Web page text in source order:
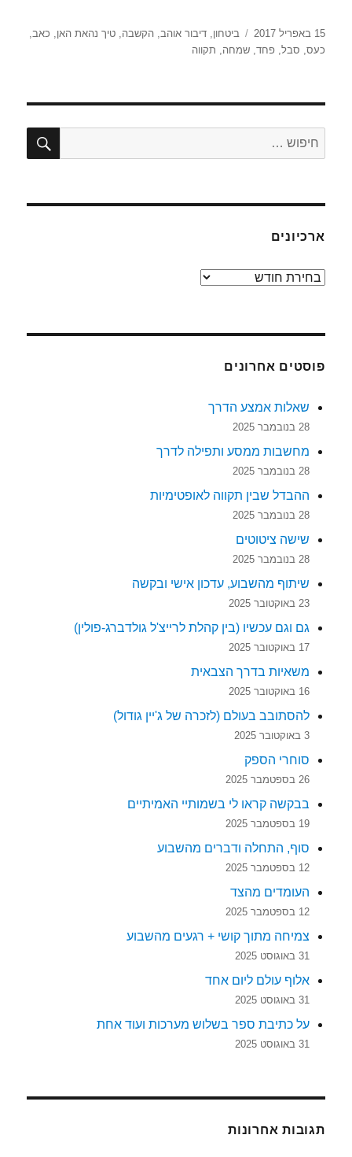
פורסם
בתאריך
15 באפריל 2017 תגיות
ביטחון,דיבור אוהב,הקשבה,טיך נהאת האן, כאב,
כעס, סבל,פחד,שמחה, תקווה
חפש:
ארכיונים
ארכיונים
פוסטים אחרונים
שאלות אמצע הדרך
28 בנובמבר 2025
מחשבות ממסע ותפילה לדרך
28 בנובמבר 2025
ההבדל שבין תקווה לאופטימיות
28 בנובמבר 2025
שישה ציטוטים
28 בנובמבר 2025
שיתוף מהשבוע, עדכון אישי ובקשה
23 באוקטובר 2025
גם וגם עכשיו (בין קהלת לרייצ'ל גולדברג-פולין)
17 באוקטובר 2025
משאיות בדרך הצבאית
16 באוקטובר 2025
להסתובב בעולם (לזכרה של ג'יין גודול)
3 באוקטובר 2025
סוחרי הספק
26 בספטמבר 2025
בבקשה קראו לי בשמותיי האמיתיים
19 בספטמבר 2025
סוף, התחלה ודברים מהשבוע
12 בספטמבר 2025
העומדים מהצד
12 בספטמבר 2025
צמיחה מתוך קושי + רגעים מהשבוע
31 באוגוסט 2025
אלוף עולם ליום אחד
31 באוגוסט 2025
על כתיבת ספר בשלוש מערכות ועוד אחת
31 באוגוסט 2025
תגובות אחרונות